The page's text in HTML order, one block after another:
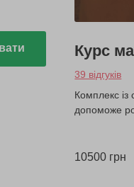
Курс
39 відгуків
Комплекс із
допоможе
10500 грн